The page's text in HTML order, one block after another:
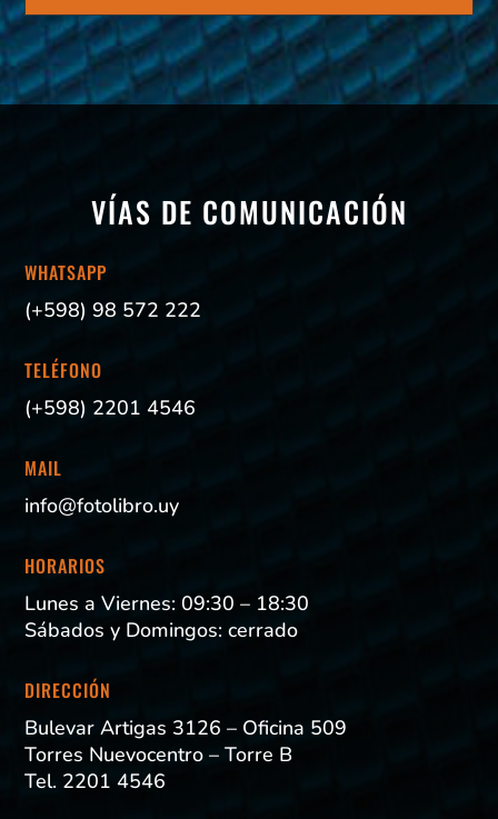
VÍAS DE COMUNICACIÓN
WHATSAPP
(+598) 98 572 222
TELÉFONO
(+598) 2201 4546
MAIL
info@fotolibro.uy
HORARIOS
Lunes a Viernes: 09:30 – 18:30
Sábados y Domingos: cerrado
DIRECCIÓN
Bulevar Artigas 3126 – Oficina 509
Torres Nuevocentro – Torre B
Tel. 2201 4546